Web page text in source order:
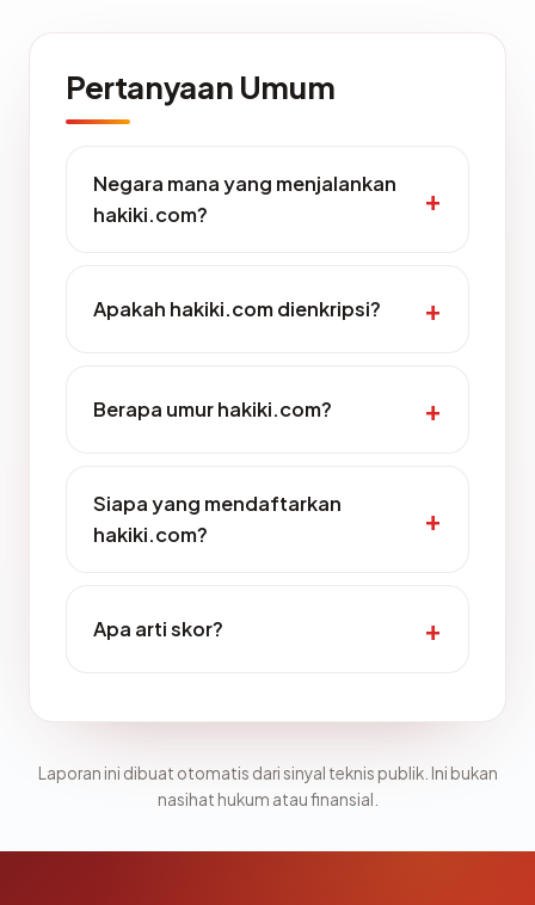
Pertanyaan Umum
Negara mana yang menjalankan
hakiki.com?
Apakah hakiki.com dienkripsi?
Berapa umur hakiki.com?
Siapa yang mendaftarkan
hakiki.com?
Apa arti skor?
Laporan ini dibuat otomatis dari sinyal teknis publik. Ini bukan
nasihat hukum atau finansial.